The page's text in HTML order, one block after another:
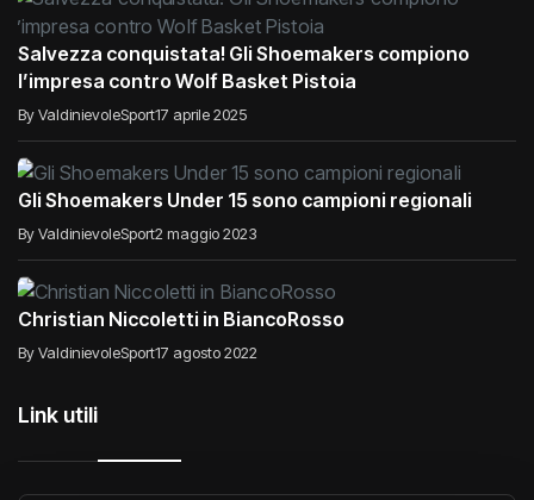
Salvezza conquistata! Gli Shoemakers compiono
l’impresa contro Wolf Basket Pistoia
By ValdinievoleSport17 aprile 2025
Gli Shoemakers Under 15 sono campioni regionali
By ValdinievoleSport2 maggio 2023
Christian Niccoletti in BiancoRosso
By ValdinievoleSport17 agosto 2022
Link utili